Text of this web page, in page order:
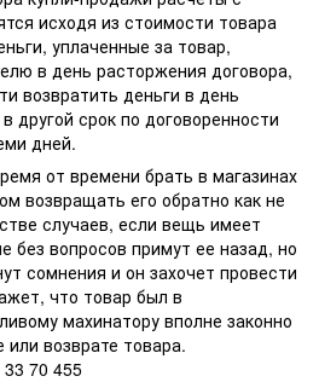
исходя из стоимости товара
уплаченные за товар,
в день расторжения договора,
возвратить деньги в день
другой срок по договоренности
дней.
от времени брать в магазинах
возвращать его обратно как не
случаев, если вещь имеет
без вопросов примут ее назад, но
сомнения и он захочет провести
что товар был в
махинатору вполне законно
возврате товара.
70 455